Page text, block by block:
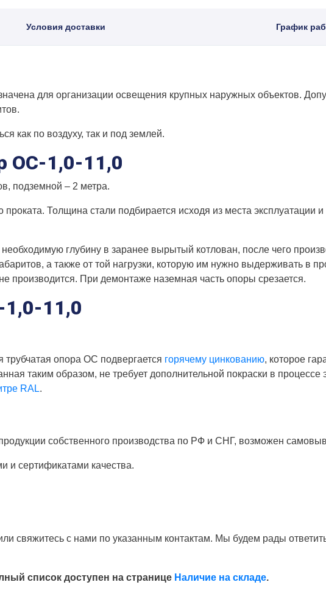
Условия доставки График
для организации освещения крупных наружных объектов.
как по воздуху, так и под землей.
ОС-1,0-11,0
подземной – 2 метра.
Толщина стали подбирается исходя из места эксплуатации и
глубину в заранее вырытый котлован, после чего
а также от той нагрузки, которую им нужно выдерживать в
производится. При демонтаже наземная часть опоры срезается.
11,0
опора ОС подвергается горячему цинкованию, которое
таким образом, не требует дополнительной покраски в процессе
RAL.
собственного производства по РФ и СНГ, возможен
и сертификатами качества.
свяжитесь с нами по указанным контактам. Мы будем рады
список доступен на странице Наличие на складе.